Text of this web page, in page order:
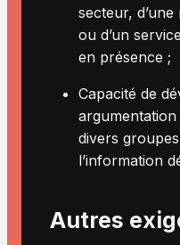
secteur, d’une
ou d’un
en présence ;
Capacité de
divers
l’information
Autres